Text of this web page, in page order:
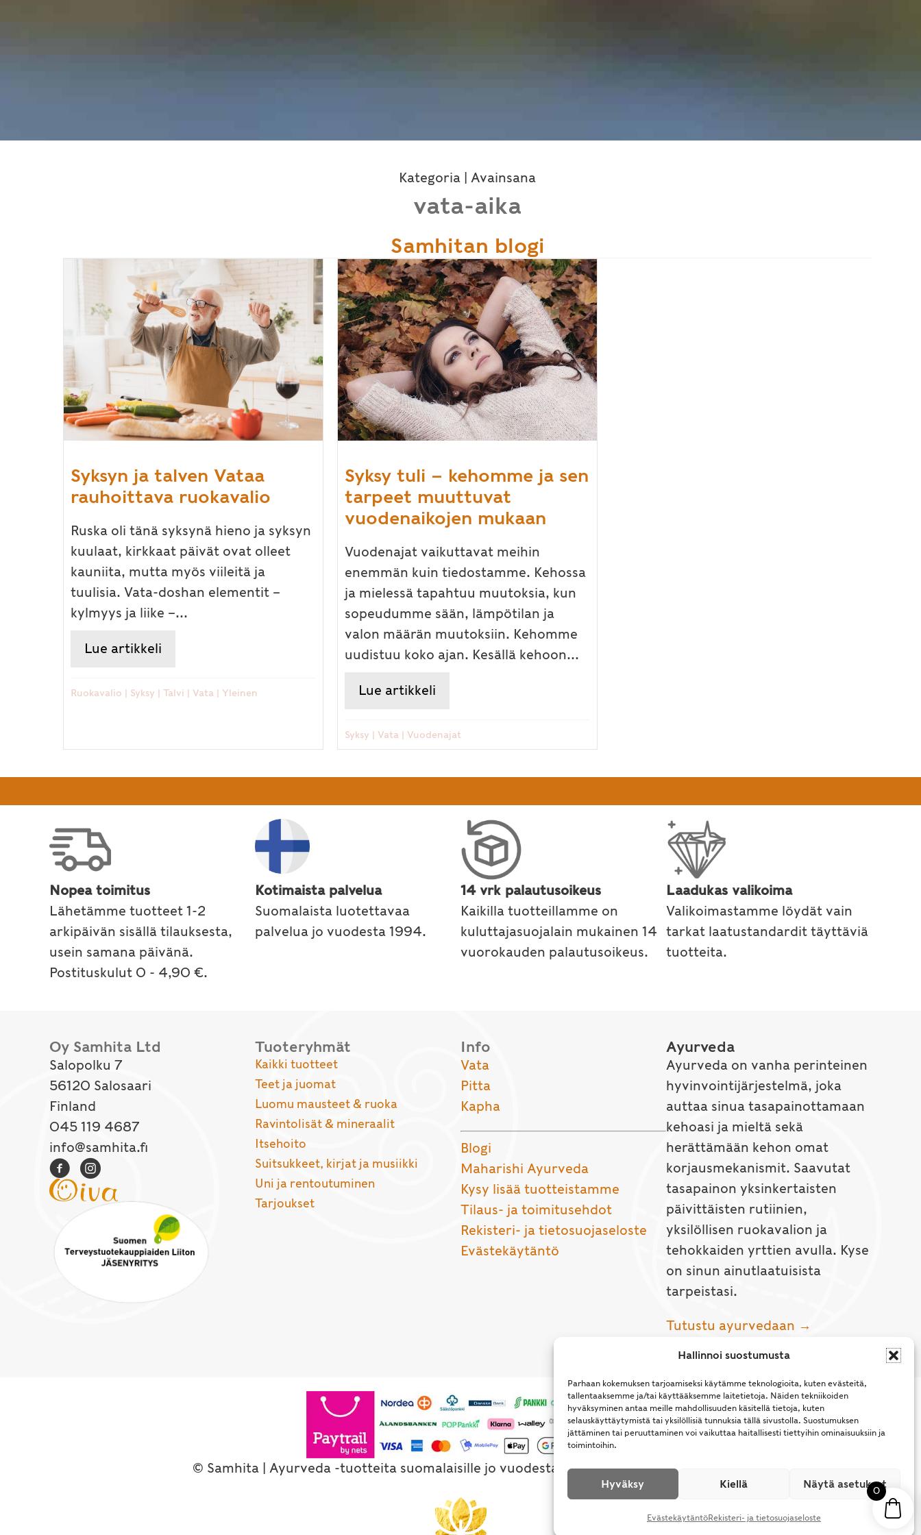
Hallinnoi suostumusta
Parhaan kokemuksen tarjoamiseksi käytämme teknologioita, kuten evästeitä,
tallentaaksemme ja/tai käyttääksemme laitetietoja. Näiden tekniikoiden
hyväksyminen antaa meille mahdollisuuden käsitellä tietoja, kuten
selauskäyttäytymistä tai yksilöllisiä tunnuksia tällä sivustolla. Suostumuksen
jättäminen tai peruuttaminen voi vaikuttaa haitallisesti tiettyihin ominaisuuksiin ja
toimintoihin.
Hyväksy Kiellä Näytä asetukset
EvästekäytäntöRekisteri- ja tietosuojaseloste
Kategoria | Avainsana
vata-aika
Samhitan blogi
Syksyn ja talven Vataa
rauhoittava ruokavalio
Ruska oli tänä syksynä hieno ja syksyn
kuulaat, kirkkaat päivät ovat olleet
kauniita, mutta myös viileitä ja
tuulisia. Vata-doshan elementit –
kylmyys ja liike –...
Lue artikkeli about Syksyn ja talven Vataa rauhoittava ruokavalio
Ruokavalio | Syksy | Talvi | Vata | Yleinen
Syksy tuli – kehomme ja sen
tarpeet muuttuvat
vuodenaikojen mukaan
Vuodenajat vaikuttavat meihin
enemmän kuin tiedostamme. Kehossa
ja mielessä tapahtuu muutoksia, kun
sopeudumme sään, lämpötilan ja
valon määrän muutoksiin. Kehomme
uudistuu koko ajan. Kesällä kehoon...
Lue artikkeli
Syksy | Vata | Vuodenajat
Nopea toimitus
Lähetämme tuotteet 1-2
arkipäivän sisällä tilauksesta,
usein samana päivänä.
Postituskulut 0 - 4,90 €.
Kotimaista palvelua
Suomalaista luotettavaa
palvelua jo vuodesta 1994.
14 vrk palautusoikeus
Kaikilla tuotteillamme on
kuluttajasuojalain mukainen 14
vuorokauden palautusoikeus.
Laadukas valikoima
Valikoimastamme löydät vain
tarkat laatustandardit täyttäviä
tuotteita.
Oy Samhita Ltd
Salopolku 7
56120 Salosaari
Finland
045 119 4687
info@samhita.fi
Tuoteryhmät
Kaikki tuotteet
Teet ja juomat
Luomu mausteet & ruoka
Ravintolisät & mineraalit
Itsehoito
Suitsukkeet, kirjat ja musiikki
Uni ja rentoutuminen
Tarjoukset
Info
Vata
Pitta
Kapha
Blogi
Maharishi Ayurveda
Kysy lisää tuotteistamme
Tilaus- ja toimitusehdot
Rekisteri- ja tietosuojaseloste
Evästekäytäntö
Ayurveda
Ayurveda on vanha perinteinen
hyvinvointijärjestelmä, joka
auttaa sinua tasapainottamaan
kehoasi ja mieltä sekä
herättämään kehon omat
korjausmekanismit. Saavutat
tasapainon yksinkertaisten
päivittäisten rutiinien,
yksilöllisen ruokavalion ja
tehokkaiden yrttien avulla. Kyse
on sinun ainutlaatuisista
tarpeistasi.
Tutustu ayurvedaan →
© Samhita | Ayurveda -tuotteita suomalaisille jo vuodesta 1994. All Rights Reserved.
0